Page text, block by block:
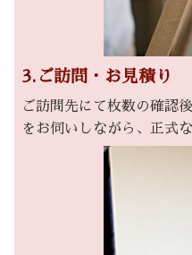
3.ご訪問・お見積り
ご訪問先にて枚数の確認
をお伺いしながら、正式